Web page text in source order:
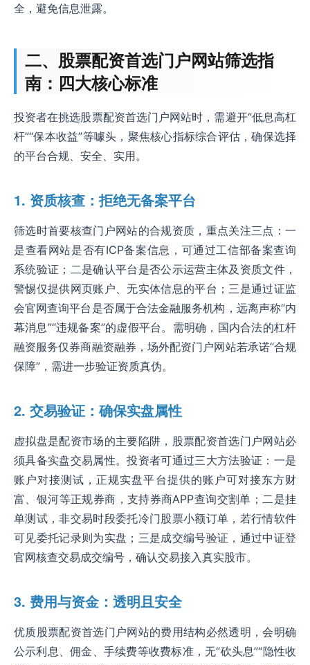
全，避免信息泄露。
二、股票配资首选门户网站筛选指
南：四大核心标准
投资者在挑选股票配资首选门户网站时，需避开“低息高杠
杆”“保本收益”等噱头，聚焦核心指标综合评估，确保选择
的平台合规、安全、实用。
1. 资质核查：拒绝无备案平台
筛选时首要核查门户网站的合规资质，重点关注三点：一
是查看网站是否有ICP备案信息，可通过工信部备案查询
系统验证；二是确认平台是否公示运营主体及资质文件，
警惕仅提供网页账户、无实体信息的平台；三是通过证监
会官网查询平台是否属于合法金融服务机构，远离声称“内
幕消息”“违规备案”的虚假平台。需明确，国内合法的杠杆
融资服务仅券商融资融券，场外配资门户网站若承诺“合规
保障”，需进一步验证资质真伪。
2. 交易验证：确保实盘属性
虚拟盘是配资市场的主要陷阱，股票配资首选门户网站必
须具备实盘交易属性。投资者可通过三大方法验证：一是
账户对接测试，正规实盘平台提供的账户可对接东方财
富、银河等正规券商，支持券商APP查询交割单；二是挂
单测试，非交易时段委托冷门股票小额订单，若行情软件
可见委托记录则为实盘；三是成交编号验证，通过中证登
官网核查交易成交编号，确认交易接入真实股市。
3. 费用与资金：透明且安全
优质股票配资首选门户网站的费用结构必然透明，会明确
公示利息、佣金、手续费等收费标准，无“砍头息”“隐性收